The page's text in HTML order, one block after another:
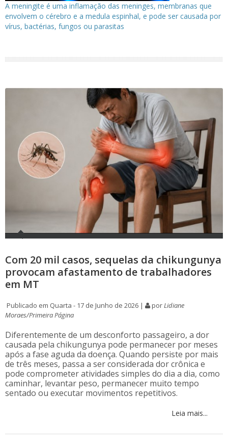
A meningite é uma inflamação das meninges, membranas que
envolvem o cérebro e a medula espinhal, e pode ser causada por
vírus, bactérias, fungos ou parasitas
Com 20 mil casos, sequelas da chikungunya
provocam afastamento de trabalhadores
em MT
Publicado em Quarta - 17 de Junho de 2026 | porLidiane
Moraes/Primeira Página
Diferentemente de um desconforto passageiro, a dor
causada pela chikungunya pode permanecer por meses
após a fase aguda da doença. Quando persiste por mais
de três meses, passa a ser considerada dor crônica e
pode comprometer atividades simples do dia a dia, como
caminhar, levantar peso, permanecer muito tempo
sentado ou executar movimentos repetitivos.
Leia mais...